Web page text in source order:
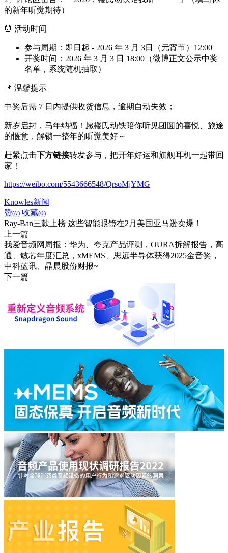
的新年听觉期待）
⏰ 活动时间
参与周期：即日起 - 2026 年 3 月 3日（元宵节）12:00
开奖时间：2026 年 3 月 3 日 18:00（微博正文公示中奖
名单，系统随机抽取）
📌 温馨提示
中奖后需 7 日内提供收货信息，逾期自动失效；
新岁启封，马年纳福！愿楼氏动铁陪你听见团圆的喜悦、旅途
的惬意，解锁一整年的听觉美好～
赶紧点击下方链接转发参与，把开年好运和旗舰耳机一起带回
家！
https://weibo.com/5543666548/QrsoMjYMG
Knowles新闻
赞(0) 收藏(0)
Ray-Ban三款上榜 这些智能眼镜在2月美国亚马逊卖爆！
上一篇
我爱音频网周报：华为、夸克产品评测，OURA拆解报告，高
通、敏芯年度汇总，xMEMS、思远半导体获得2025金音奖，
中科蓝讯、晶晨股份财报~
下一篇